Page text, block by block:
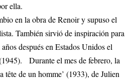
ella.
en la obra de Renoir y supuso el
También sirvió de inspiración para
después en Estados Unidos el
(1945). Durante el mes de febrero, la
tête de un homme’ (1933), de Julien